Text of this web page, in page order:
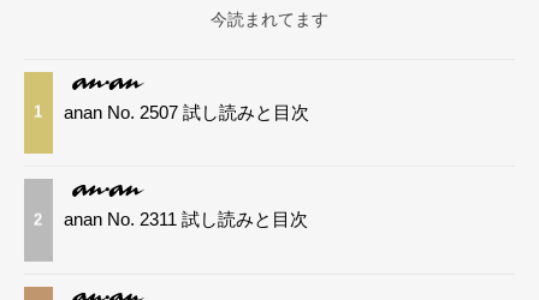
今読まれてます
1 anan No. 2507 試し読みと目次
2 anan No. 2311 試し読みと目次